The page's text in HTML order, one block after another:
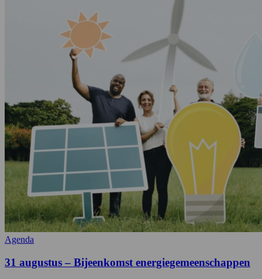
Agenda
31 augustus – Bijeenkomst energiegemeenschappen